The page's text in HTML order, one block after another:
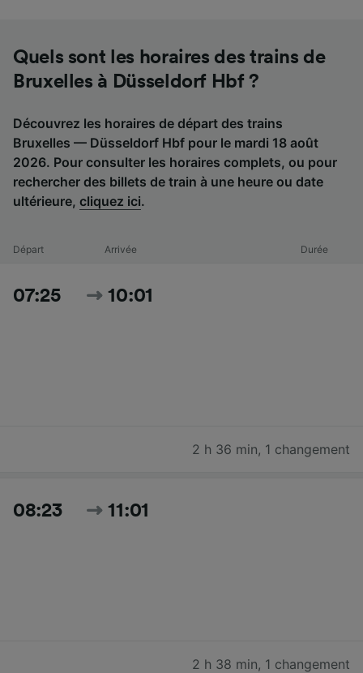
Quels sont les horaires des trains de
Bruxelles à Düsseldorf Hbf ?
Découvrez les horaires de départ des trains
Bruxelles — Düsseldorf Hbf pour le mardi 18 août
2026. Pour consulter les horaires complets, ou pour
rechercher des billets de train à une heure ou date
ultérieure, cliquez ici.
Départ Arrivée Durée
07:25 10:01
2 h 36 min, 1 changement
08:23 11:01
2 h 38 min, 1 changement